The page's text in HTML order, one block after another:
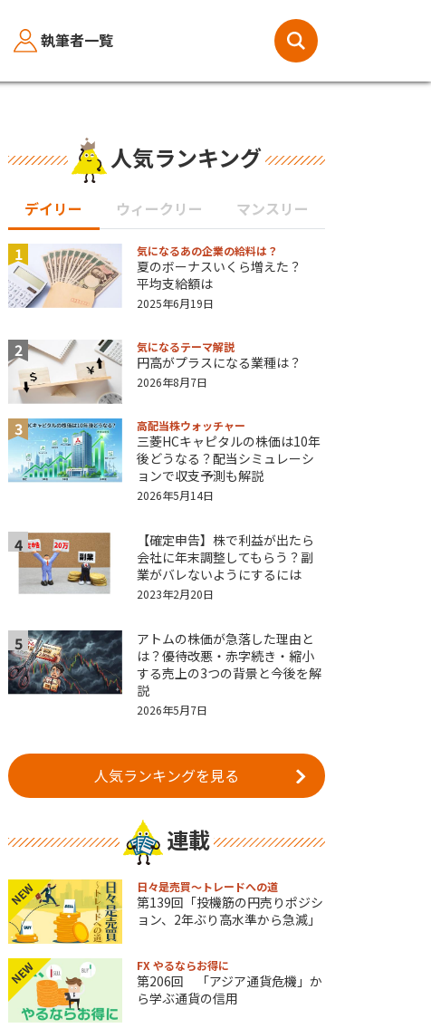
執筆者一覧
人気ランキング
デイリー ウィークリー マンスリー
1 気になるあの企業の給料は？
夏のボーナスいくら増えた？
平均支給額は
2025年6月19日
2 気になるテーマ解説
円高がプラスになる業種は？
2026年8月7日
3 高配当株ウォッチャー
三菱HCキャピタルの株価は10年
後どうなる？配当シミュレーシ
ョンで収支予測も解説
2026年5月14日
4
【確定申告】株で利益が出たら
会社に年末調整してもらう？副
業がバレないようにするには
2023年2月20日
5
アトムの株価が急落した理由と
は？優待改悪・赤字続き・縮小
する売上の3つの背景と今後を解
説
2026年5月7日
人気ランキングを見る
連載
NEW 日々是売買～トレードへの道
第139回「投機筋の円売りポジシ
ョン、2年ぶり高水準から急減」
NEW FX やるならお得に
第206回 「アジア通貨危機」か
ら学ぶ通貨の信用